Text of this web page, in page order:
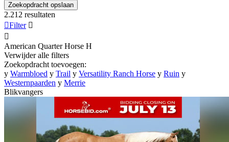
Zoekopdracht opslaan
2.212 resultaten
Filter 

American Quarter Horse H
Verwijder alle filters
Zoekopdracht toevoegen:
y Warmbloed y Trail y Versatility Ranch Horse y Ruin y
Westernpaarden y Merrie
Blikvangers